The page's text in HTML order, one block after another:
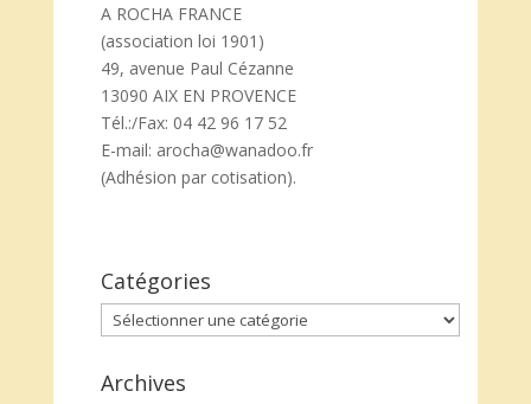
A ROCHA FRANCE
(association loi 1901)
49, avenue Paul Cézanne
13090 AIX EN PROVENCE
Tél.:/Fax: 04 42 96 17 52
E-mail: arocha@wanadoo.fr
(Adhésion par cotisation).
Catégories
Catégories
Archives